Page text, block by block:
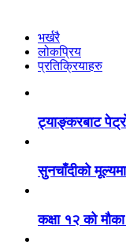
भर्खरै
लोकप्रिय
प्रतिक्रियाहरु
ट्याङ्करबाट
सुनचाँदीको मूल्यमा
कक्षा १२ को मौका